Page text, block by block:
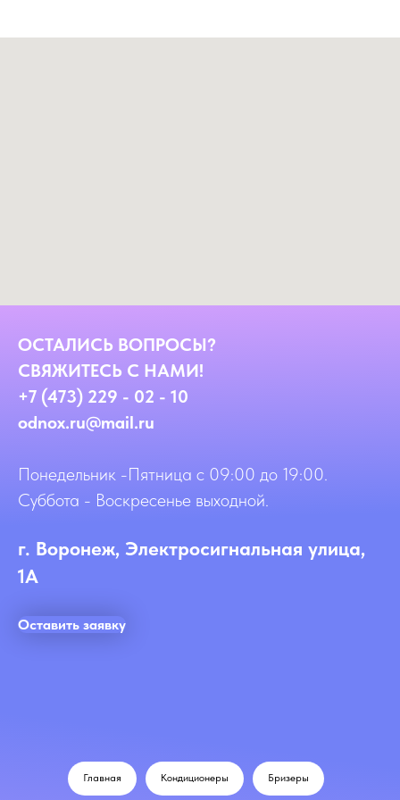
ОСТАЛИСЬ ВОПРОСЫ?
СВЯЖИТЕСЬ С НАМИ!
+7 (473) 229 - 02 - 10
odnox.ru@mail.ru
Понедельник -Пятница с 09:00 до 19:00.
Суббота - Воскресенье выходной.
г. Воронеж, Электросигнальная улица,
1А
Оставить заявку
Главная Кондиционеры Бризеры